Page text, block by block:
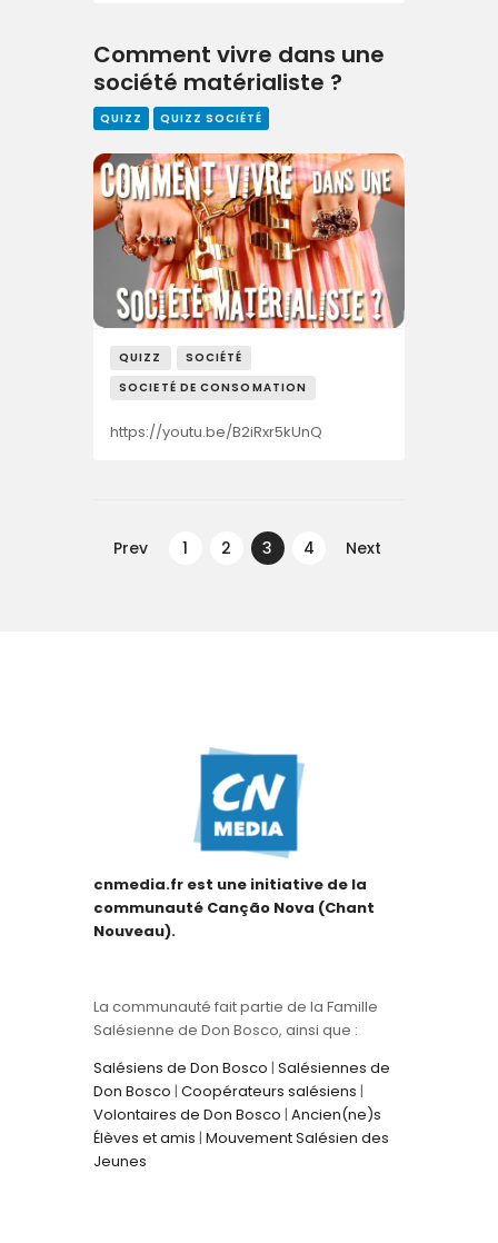
Comment vivre dans une
société matérialiste ?
QUIZZ QUIZZ SOCIÉTÉ
QUIZZ
SOCIÉTÉ
SOCIETÉ DE CONSOMATION
https://youtu.be/B2iRxr5kUnQ
de
Prev PAGE
1 PAGE
2 PAGE
3 PAGE
4 Next
cnmedia.fr est une initiative de la
communauté Canção Nova (Chant
Nouveau).
La communauté fait partie de la Famille
Salésienne de Don Bosco, ainsi que :
Salésiens de Don Bosco | Salésiennes de
Don Bosco | Coopérateurs salésiens |
Volontaires de Don Bosco | Ancien(ne)s
Élèves et amis | Mouvement Salésien des
Jeunes